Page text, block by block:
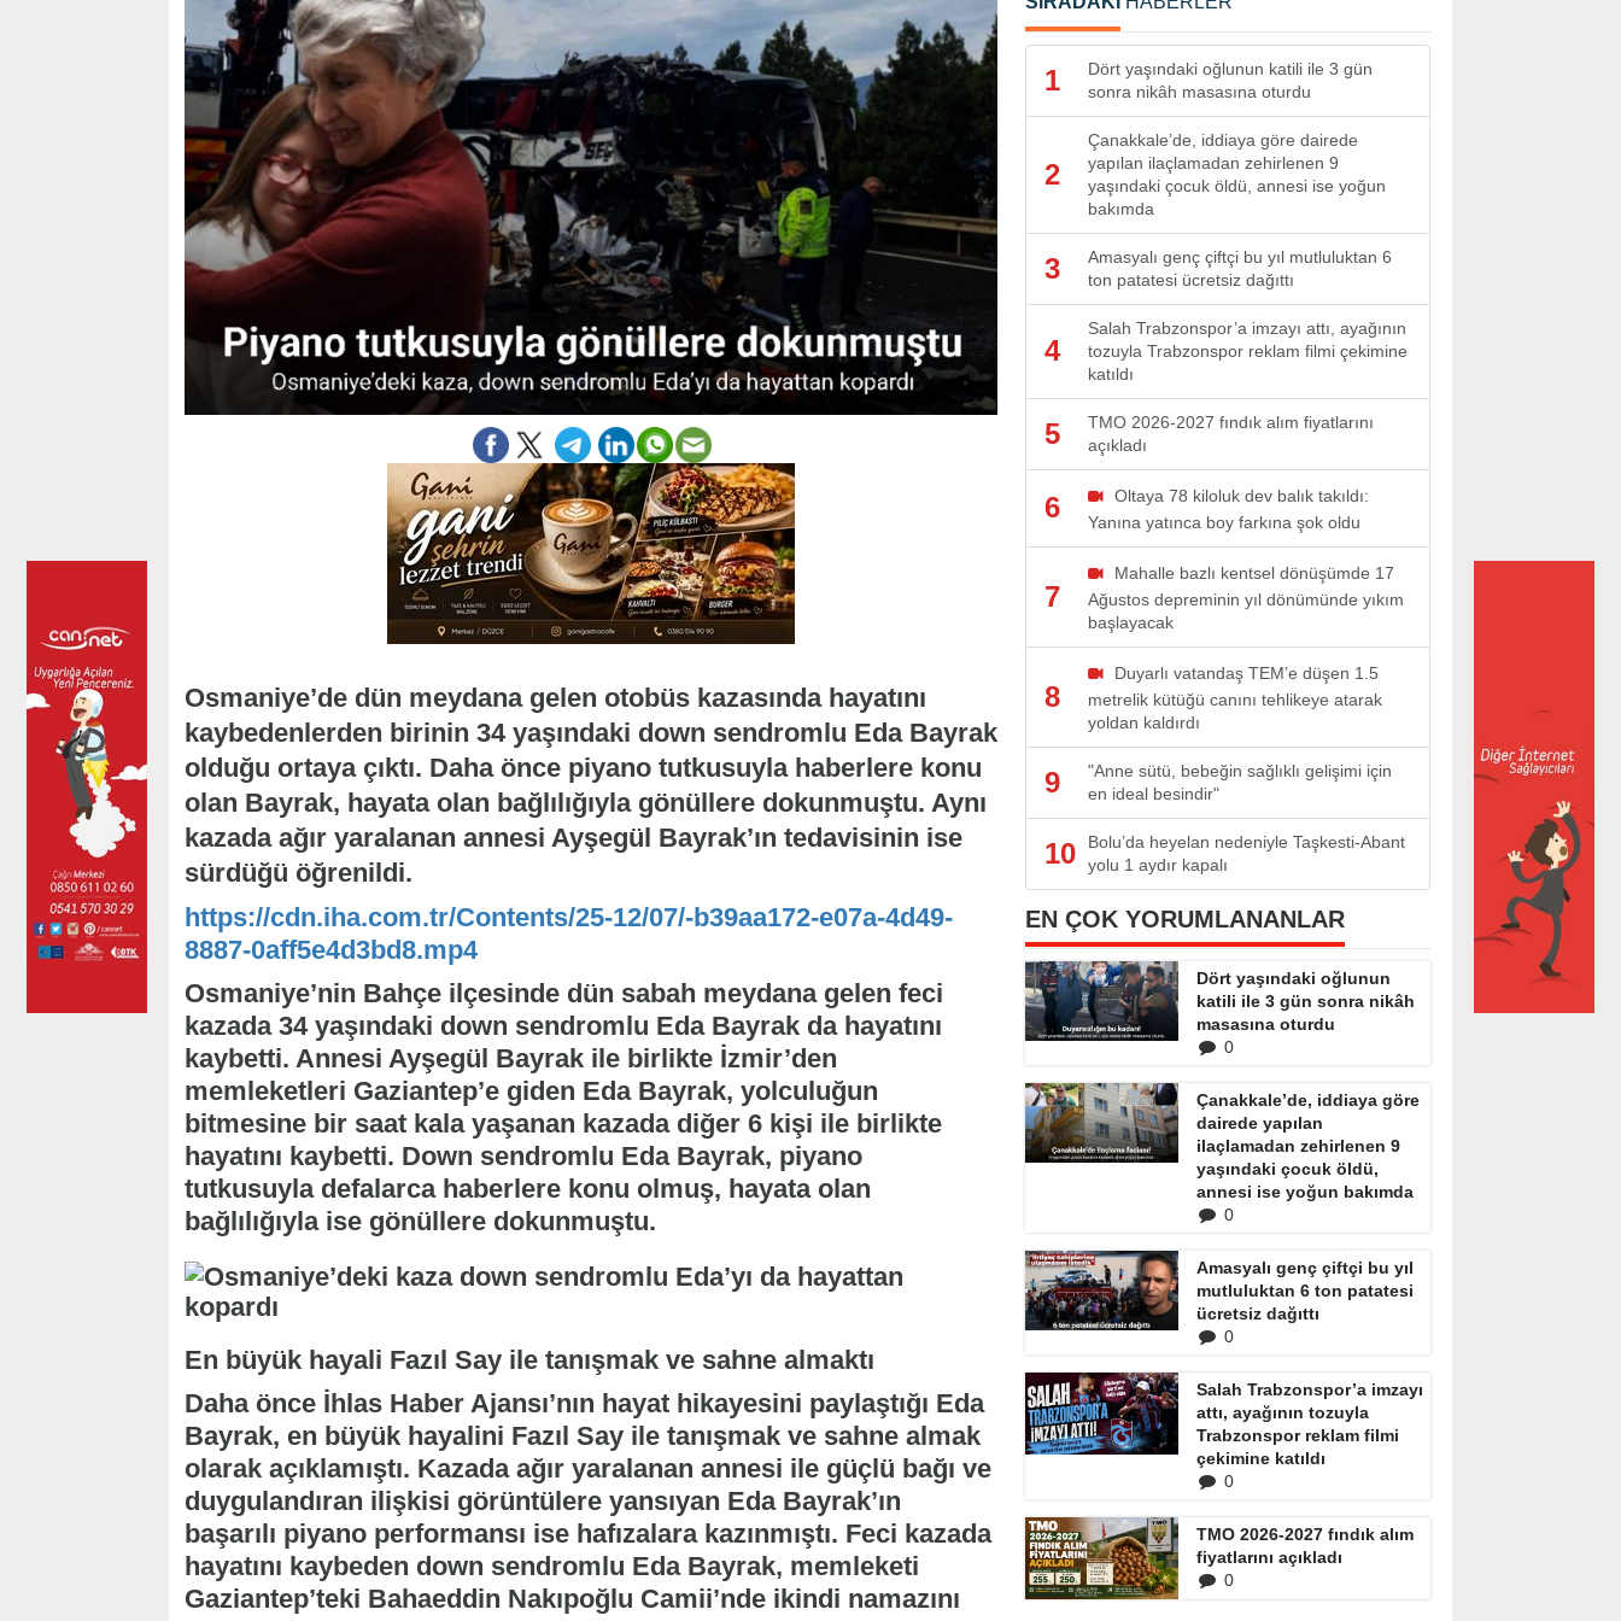
Osmaniye’de dün meydana gelen otobüs kazasında hayatını
kaybedenlerden birinin 34 yaşındaki down sendromlu Eda Bayrak
olduğu ortaya çıktı. Daha önce piyano tutkusuyla haberlere konu
olan Bayrak, hayata olan bağlılığıyla gönüllere dokunmuştu. Aynı
kazada ağır yaralanan annesi Ayşegül Bayrak’ın tedavisinin ise
sürdüğü öğrenildi.
https://cdn.iha.com.tr/Contents/25-12/07/-b39aa172-e07a-4d49-
8887-0aff5e4d3bd8.mp4
Osmaniye’nin Bahçe ilçesinde dün sabah meydana gelen feci
kazada 34 yaşındaki down sendromlu Eda Bayrak da hayatını
kaybetti. Annesi Ayşegül Bayrak ile birlikte İzmir’den
memleketleri Gaziantep’e giden Eda Bayrak, yolculuğun
bitmesine bir saat kala yaşanan kazada diğer 6 kişi ile birlikte
hayatını kaybetti. Down sendromlu Eda Bayrak, piyano
tutkusuyla defalarca haberlere konu olmuş, hayata olan
bağlılığıyla ise gönüllere dokunmuştu.
En büyük hayali Fazıl Say ile tanışmak ve sahne almaktı
Daha önce İhlas Haber Ajansı’nın hayat hikayesini paylaştığı Eda
Bayrak, en büyük hayalini Fazıl Say ile tanışmak ve sahne almak
olarak açıklamıştı. Kazada ağır yaralanan annesi ile güçlü bağı ve
duygulandıran ilişkisi görüntülere yansıyan Eda Bayrak’ın
başarılı piyano performansı ise hafızalara kazınmıştı. Feci kazada
hayatını kaybeden down sendromlu Eda Bayrak, memleketi
Gaziantep’teki Bahaeddin Nakıpoğlu Camii’nde ikindi namazını
1
Dört yaşındaki oğlunun katili ile 3 gün
sonra nikâh masasına oturdu
2
Çanakkale’de, iddiaya göre dairede
yapılan ilaçlamadan zehirlenen 9
yaşındaki çocuk öldü, annesi ise yoğun
bakımda
3
Amasyalı genç çiftçi bu yıl mutluluktan 6
ton patatesi ücretsiz dağıttı
4
Salah Trabzonspor’a imzayı attı, ayağının
tozuyla Trabzonspor reklam filmi çekimine
katıldı
5
TMO 2026-2027 fındık alım fiyatlarını
açıkladı
6
Oltaya 78 kiloluk dev balık takıldı:
Yanına yatınca boy farkına şok oldu
7
Mahalle bazlı kentsel dönüşümde 17
Ağustos depreminin yıl dönümünde yıkım
başlayacak
8
Duyarlı vatandaş TEM’e düşen 1.5
metrelik kütüğü canını tehlikeye atarak
yoldan kaldırdı
9
"Anne sütü, bebeğin sağlıklı gelişimi için
en ideal besindir"
10
Bolu’da heyelan nedeniyle Taşkesti-Abant
yolu 1 aydır kapalı
EN ÇOK YORUMLANANLAR
Dört yaşındaki oğlunun
katili ile 3 gün sonra nikâh
masasına oturdu
0
Çanakkale’de, iddiaya göre
dairede yapılan
ilaçlamadan zehirlenen 9
yaşındaki çocuk öldü,
annesi ise yoğun bakımda
0
Amasyalı genç çiftçi bu yıl
mutluluktan 6 ton patatesi
ücretsiz dağıttı
0
Salah Trabzonspor’a imzayı
attı, ayağının tozuyla
Trabzonspor reklam filmi
çekimine katıldı
0
TMO 2026-2027 fındık alım
fiyatlarını açıkladı
0